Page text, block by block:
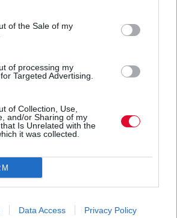
of the Sale of my
of processing my
Targeted Advertising.
of Collection, Use,
and/or Sharing of my
Is Unrelated with the
it was collected.
Data Access Privacy Policy
youtube}
youtube}
youtube}